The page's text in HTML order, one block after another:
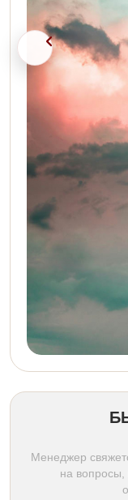
Менеджер
на вопросы,